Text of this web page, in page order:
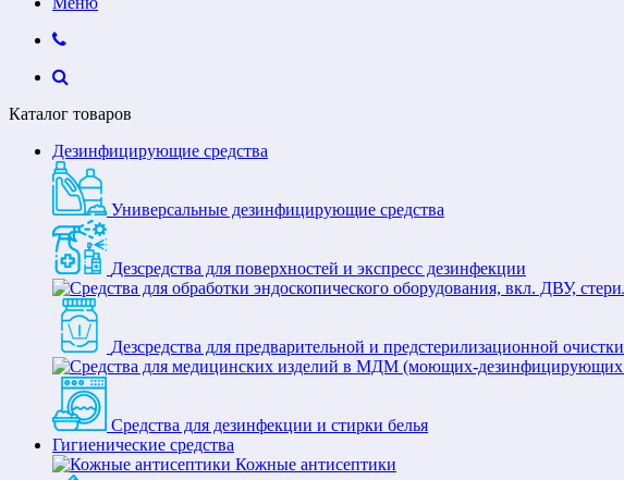
Каталог товаров
Дезинфицирующие средства
Универсальные дезинфицирующие средства
Дезсредства для поверхностей и экспресс дезинфекции
Дезсредства для предварительной и предстерилизационной очистки
Средства для дезинфекции и стирки белья
Гигиенические средства
Кожные антисептики